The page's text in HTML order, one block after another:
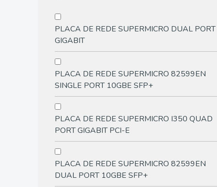
PLACA DE REDE SUPERMICRO DUAL PORT
GIGABIT
PLACA DE REDE SUPERMICRO 82599EN
SINGLE PORT 10GBE SFP+
PLACA DE REDE SUPERMICRO I350 QUAD
PORT GIGABIT PCI-E
PLACA DE REDE SUPERMICRO 82599EN
DUAL PORT 10GBE SFP+